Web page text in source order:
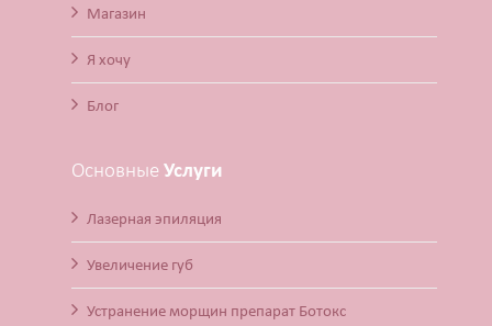
Магазин
Я хочу
Блог
Основные Услуги
Лазерная эпиляция
Увеличение губ
Устранение морщин препарат Ботокс